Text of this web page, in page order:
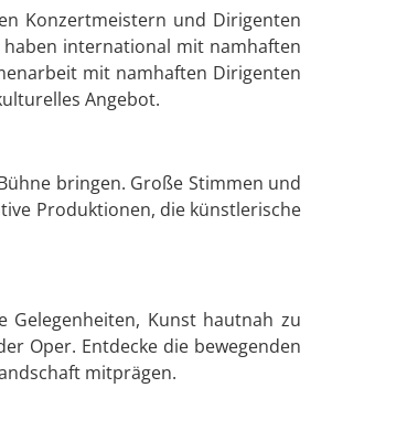
Konzertmeistern und Dirigenten
haben international mit namhaften
mit namhaften Dirigenten
Angebot.
bringen. Große Stimmen und
Produktionen, die künstlerische
Gelegenheiten, Kunst hautnah zu
Oper. Entdecke die bewegenden
mitprägen.